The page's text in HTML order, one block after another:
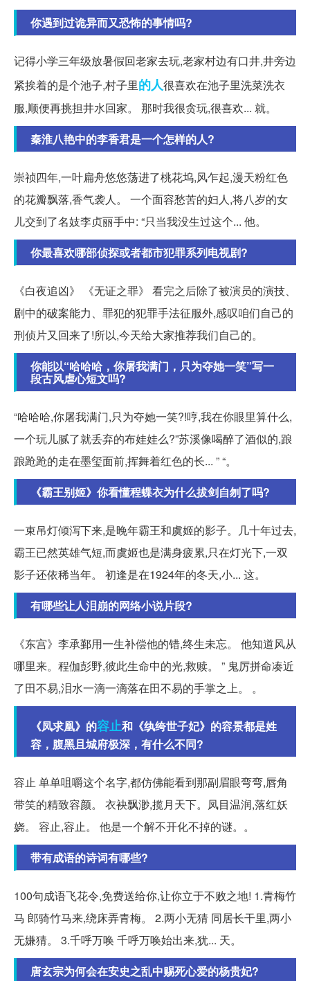
你遇到过诡异而又恐怖的事情吗?
记得小学三年级放暑假回老家去玩,老家村边有口井,井旁边
紧挨着的是个池子,村子里的人很喜欢在池子里洗菜洗衣
服,顺便再挑担井水回家。 那时我很贪玩,很喜欢... 就。
秦淮八艳中的李香君是一个怎样的人?
崇祯四年,一叶扁舟悠悠荡进了桃花坞,风乍起,漫天粉红色
的花瓣飘落,香气袭人。 一个面容愁苦的妇人,将八岁的女
儿交到了名妓李贞丽手中: “只当我没生过这个... 他。
你最喜欢哪部侦探或者都市犯罪系列电视剧?
《白夜追凶》 《无证之罪》 看完之后除了被演员的演技、
剧中的破案能力、罪犯的犯罪手法征服外,感叹咱们自己的
刑侦片又回来了!所以,今天给大家推荐我们自己的。
你能以“哈哈哈，你屠我满门，只为夺她一笑”写一
段古风虐心短文吗?
“哈哈哈,你屠我满门,只为夺她一笑?!哼,我在你眼里算什么,
一个玩儿腻了就丢弃的布娃娃么?”苏溪像喝醉了酒似的,踉
踉跄跄的走在墨玺面前,挥舞着红色的长... ” “。
《霸王别姬》你看懂程蝶衣为什么拔剑自刎了吗?
一束吊灯倾泻下来,是晚年霸王和虞姬的影子。几十年过去,
霸王已然英雄气短,而虞姬也是满身疲累,只在灯光下,一双
影子还依稀当年。 初逢是在1924年的冬天,小... 这。
有哪些让人泪崩的网络小说片段?
《东宫》李承鄞用一生补偿他的错,终生未忘。 他知道风从
哪里来。程伽彭野,彼此生命中的光,救赎。 ” 鬼厉拼命凑近
了田不易,泪水一滴一滴落在田不易的手掌之上。 。
《凤求凰》的容止和《纨绔世子妃》的容景都是姓
容，腹黑且城府极深，有什么不同?
容止 单单咀嚼这个名字,都仿佛能看到那副眉眼弯弯,唇角
带笑的精致容颜。 衣袂飘渺,揽月天下。凤目温润,落红妖
娆。 容止,容止。 他是一个解不开化不掉的谜。。
带有成语的诗词有哪些?
100句成语飞花令,免费送给你,让你立于不败之地! 1.青梅竹
马 郎骑竹马来,绕床弄青梅。 2.两小无猜 同居长干里,两小
无嫌猜。 3.千呼万唤 千呼万唤始出来,犹... 天。
唐玄宗为何会在安史之乱中赐死心爱的杨贵妃?